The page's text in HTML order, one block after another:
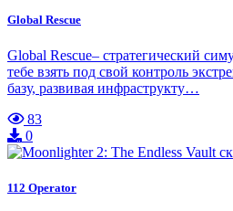
Global Rescue
Global Rescue– стратегический
тебе взять под свой контроль
базу, развивая инфраструкту…
83
0
112 Operator